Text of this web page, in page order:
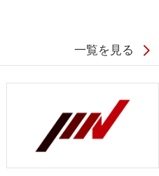
一覧を見る